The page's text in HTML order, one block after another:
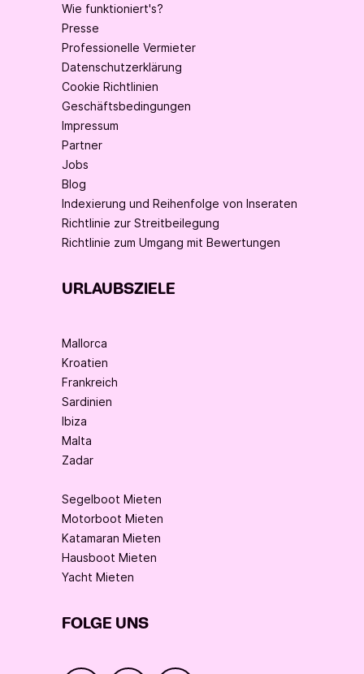
Wie funktioniert's?
Presse
Professionelle Vermieter
Datenschutzerklärung
Cookie Richtlinien
Geschäftsbedingungen
Impressum
Partner
Jobs
Blog
Indexierung und Reihenfolge von Inseraten
Richtlinie zur Streitbeilegung
Richtlinie zum Umgang mit Bewertungen
URLAUBSZIELE
Mallorca
Kroatien
Frankreich
Sardinien
Ibiza
Malta
Zadar
Segelboot Mieten
Motorboot Mieten
Katamaran Mieten
Hausboot Mieten
Yacht Mieten
FOLGE UNS